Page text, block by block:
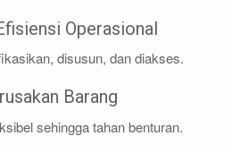
Operasional
disusun, dan diakses.
Barang
sehingga tahan benturan.